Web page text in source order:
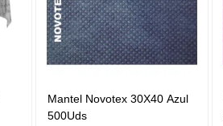
Mantel Novotex 30X40 Azul
500Uds